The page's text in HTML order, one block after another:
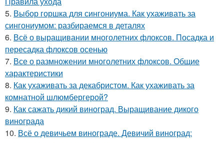
5. Выбор горшка для сингониума. Как ухаживать за
сингониумом: разбираемся в деталях
6. Всё о выращивании многолетних флоксов. Посадка и
пересадка флоксов осенью
7. Все о размножении многолетних флоксов. Общие
характеристики
8. Как ухаживать за декабристом. Как ухаживать за
комнатной шлюмбергерой?
9. Как сажать дикий виноград. Выращивание дикого
винограда
10. Всё о девичьем винограде. Девичий виноград: